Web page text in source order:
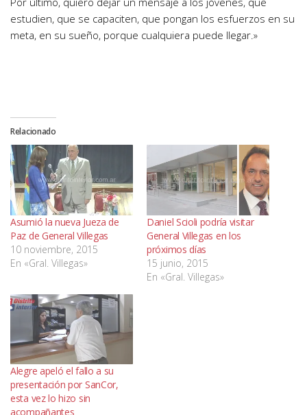
estudien, que se capaciten, que pongan los esfuerzos en su
meta, en su sueño, porque cualquiera puede llegar.»
Relacionado
Asumió la nueva Jueza de
Paz de General Villegas
10 noviembre, 2015
En «Gral. Villegas»
Daniel Scioli podría visitar
General Villegas en los
próximos días
15 junio, 2015
En «Gral. Villegas»
Alegre apeló el fallo a su
presentación por SanCor,
esta vez lo hizo sin
acompañantes